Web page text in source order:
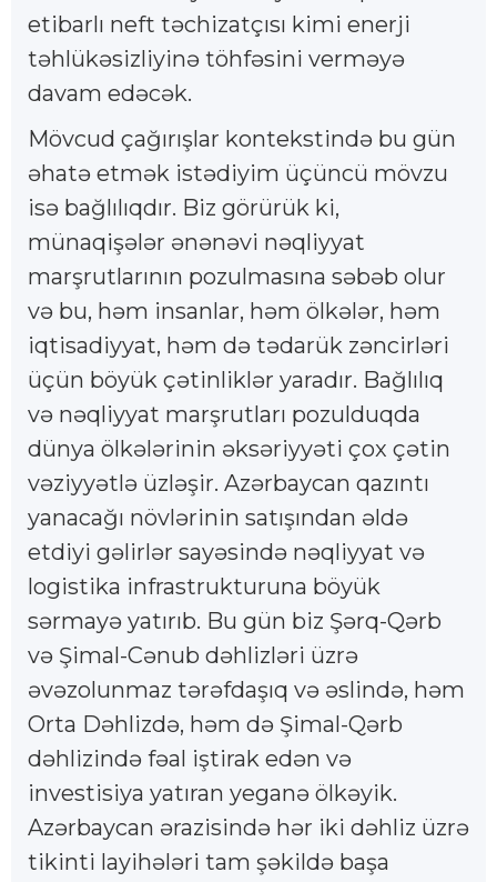
etibarlı neft təchizatçısı kimi enerji
təhlükəsizliyinə töhfəsini verməyə
davam edəcək.
Mövcud çağırışlar kontekstində bu gün
əhatə etmək istədiyim üçüncü mövzu
isə bağlılıqdır. Biz görürük ki,
münaqişələr ənənəvi nəqliyyat
marşrutlarının pozulmasına səbəb olur
və bu, həm insanlar, həm ölkələr, həm
iqtisadiyyat, həm də tədarük zəncirləri
üçün böyük çətinliklər yaradır. Bağlılıq
və nəqliyyat marşrutları pozulduqda
dünya ölkələrinin əksəriyyəti çox çətin
vəziyyətlə üzləşir. Azərbaycan qazıntı
yanacağı növlərinin satışından əldə
etdiyi gəlirlər sayəsində nəqliyyat və
logistika infrastrukturuna böyük
sərmayə yatırıb. Bu gün biz Şərq-Qərb
və Şimal-Cənub dəhlizləri üzrə
əvəzolunmaz tərəfdaşıq və əslində, həm
Orta Dəhlizdə, həm də Şimal-Qərb
dəhlizində fəal iştirak edən və
investisiya yatıran yeganə ölkəyik.
Azərbaycan ərazisində hər iki dəhliz üzrə
tikinti layihələri tam şəkildə başa